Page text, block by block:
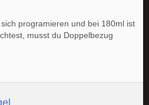
programieren und bei 180ml ist
musst du Doppelbezug